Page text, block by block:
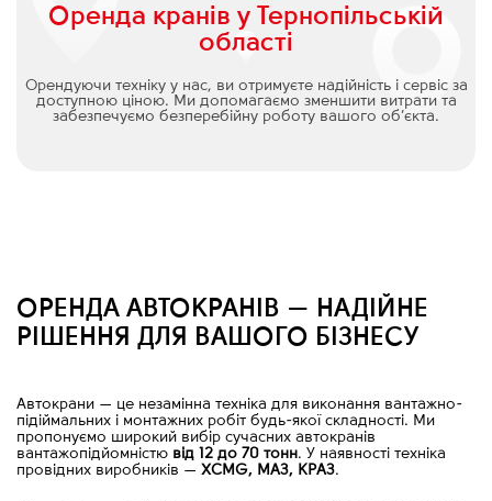
Оренда кранів у Тернопільській
області
Орендуючи техніку у нас, ви отримуєте надійність і сервіс за
доступною ціною. Ми допомагаємо зменшити витрати та
забезпечуємо безперебійну роботу вашого об’єкта.
ОРЕНДА АВТОКРАНІВ — НАДІЙНЕ
РІШЕННЯ ДЛЯ ВАШОГО БІЗНЕСУ
Автокрани — це незамінна техніка для виконання вантажно-
підіймальних і монтажних робіт будь-якої складності. Ми
пропонуємо широкий вибір сучасних автокранів
вантажопідйомністю від 12 до 70 тонн. У наявності техніка
провідних виробників — XCMG, МАЗ, КРАЗ.